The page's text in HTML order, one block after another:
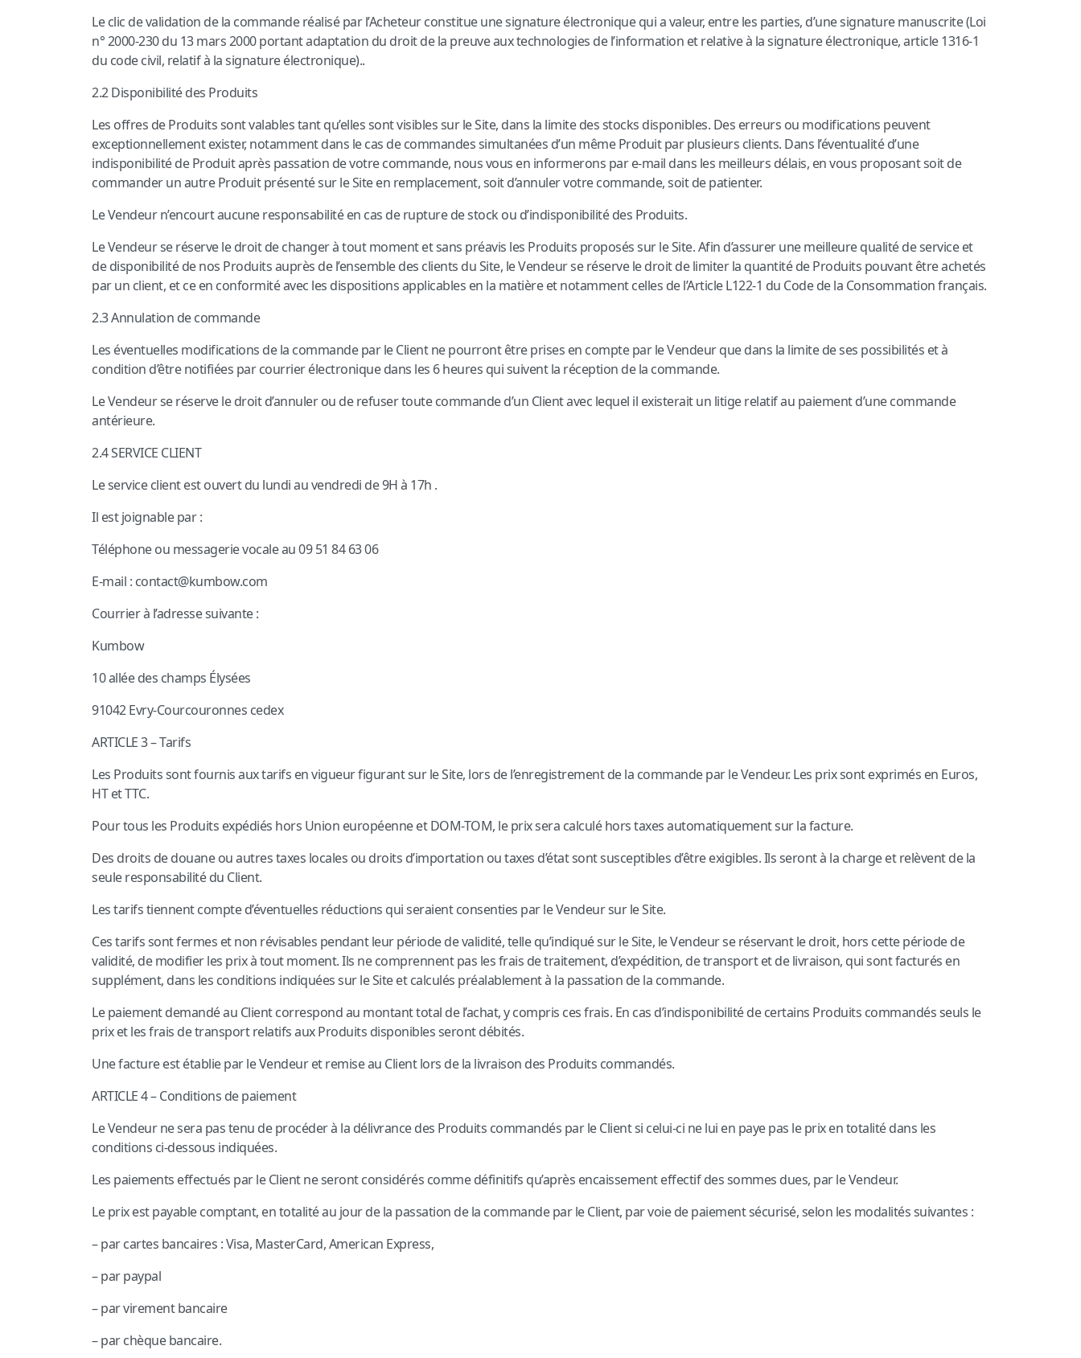
Le clic de validation de la commande réalisé par l’Acheteur constitue une signature électronique qui a valeur, entre les parties, d’une signature manuscrite (Loi
n° 2000-230 du 13 mars 2000 portant adaptation du droit de la preuve aux technologies de l’information et relative à la signature électronique, article 1316-1
du code civil, relatif à la signature électronique)..
2.2 Disponibilité des Produits
Les offres de Produits sont valables tant qu’elles sont visibles sur le Site, dans la limite des stocks disponibles. Des erreurs ou modifications peuvent
exceptionnellement exister, notamment dans le cas de commandes simultanées d’un même Produit par plusieurs clients. Dans l’éventualité d’une
indisponibilité de Produit après passation de votre commande, nous vous en informerons par e-mail dans les meilleurs délais, en vous proposant soit de
commander un autre Produit présenté sur le Site en remplacement, soit d’annuler votre commande, soit de patienter.
Le Vendeur n’encourt aucune responsabilité en cas de rupture de stock ou d’indisponibilité des Produits.
Le Vendeur se réserve le droit de changer à tout moment et sans préavis les Produits proposés sur le Site. Afin d’assurer une meilleure qualité de service et
de disponibilité de nos Produits auprès de l’ensemble des clients du Site, le Vendeur se réserve le droit de limiter la quantité de Produits pouvant être achetés
par un client, et ce en conformité avec les dispositions applicables en la matière et notamment celles de l’Article L122-1 du Code de la Consommation français.
2.3 Annulation de commande
Les éventuelles modifications de la commande par le Client ne pourront être prises en compte par le Vendeur que dans la limite de ses possibilités et à
condition d’être notifiées par courrier électronique dans les 6 heures qui suivent la réception de la commande.
Le Vendeur se réserve le droit d’annuler ou de refuser toute commande d’un Client avec lequel il existerait un litige relatif au paiement d’une commande
antérieure.
2.4 SERVICE CLIENT
Le service client est ouvert du lundi au vendredi de 9H à 17h .
Il est joignable par :
Téléphone ou messagerie vocale au 09 51 84 63 06
E-mail : contact@kumbow.com
Courrier à l’adresse suivante :
Kumbow
10 allée des champs Élysées
91042 Evry-Courcouronnes cedex
ARTICLE 3 – Tarifs
Les Produits sont fournis aux tarifs en vigueur figurant sur le Site, lors de l’enregistrement de la commande par le Vendeur. Les prix sont exprimés en Euros,
HT et TTC.
Pour tous les Produits expédiés hors Union européenne et DOM-TOM, le prix sera calculé hors taxes automatiquement sur la facture.
Des droits de douane ou autres taxes locales ou droits d’importation ou taxes d’état sont susceptibles d’être exigibles. Ils seront à la charge et relèvent de la
seule responsabilité du Client.
Les tarifs tiennent compte d’éventuelles réductions qui seraient consenties par le Vendeur sur le Site.
Ces tarifs sont fermes et non révisables pendant leur période de validité, telle qu’indiqué sur le Site, le Vendeur se réservant le droit, hors cette période de
validité, de modifier les prix à tout moment. Ils ne comprennent pas les frais de traitement, d’expédition, de transport et de livraison, qui sont facturés en
supplément, dans les conditions indiquées sur le Site et calculés préalablement à la passation de la commande.
Le paiement demandé au Client correspond au montant total de l’achat, y compris ces frais. En cas d’indisponibilité de certains Produits commandés seuls le
prix et les frais de transport relatifs aux Produits disponibles seront débités.
Une facture est établie par le Vendeur et remise au Client lors de la livraison des Produits commandés.
ARTICLE 4 – Conditions de paiement
Le Vendeur ne sera pas tenu de procéder à la délivrance des Produits commandés par le Client si celui-ci ne lui en paye pas le prix en totalité dans les
conditions ci-dessous indiquées.
Les paiements effectués par le Client ne seront considérés comme définitifs qu’après encaissement effectif des sommes dues, par le Vendeur.
Le prix est payable comptant, en totalité au jour de la passation de la commande par le Client, par voie de paiement sécurisé, selon les modalités suivantes :
– par cartes bancaires : Visa, MasterCard, American Express,
– par paypal
– par virement bancaire
– par chèque bancaire.